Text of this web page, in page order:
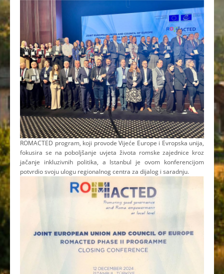
ROMACTED program, koji provode Vijeće Europe i Evropska unija,
fokusira se na poboljšanje uvjeta života romske zajednice kroz
jačanje inkluzivnih politika, a Istanbul je ovom konferencijom
potvrdio svoju ulogu regionalnog centra za dijalog i saradnju.